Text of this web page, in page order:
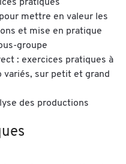
pratiques
mettre en valeur les
et mise en pratique
groupe
: exercices pratiques à
variés, sur petit et grand
des productions